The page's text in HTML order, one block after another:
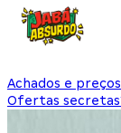
Achados e
Ofertas